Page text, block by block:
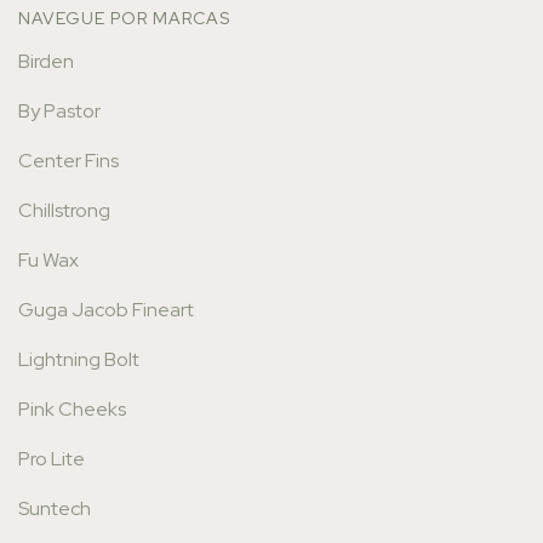
NAVEGUE POR MARCAS
Birden
By Pastor
Center Fins
Chillstrong
Fu Wax
Guga Jacob Fineart
Lightning Bolt
Pink Cheeks
Pro Lite
Suntech